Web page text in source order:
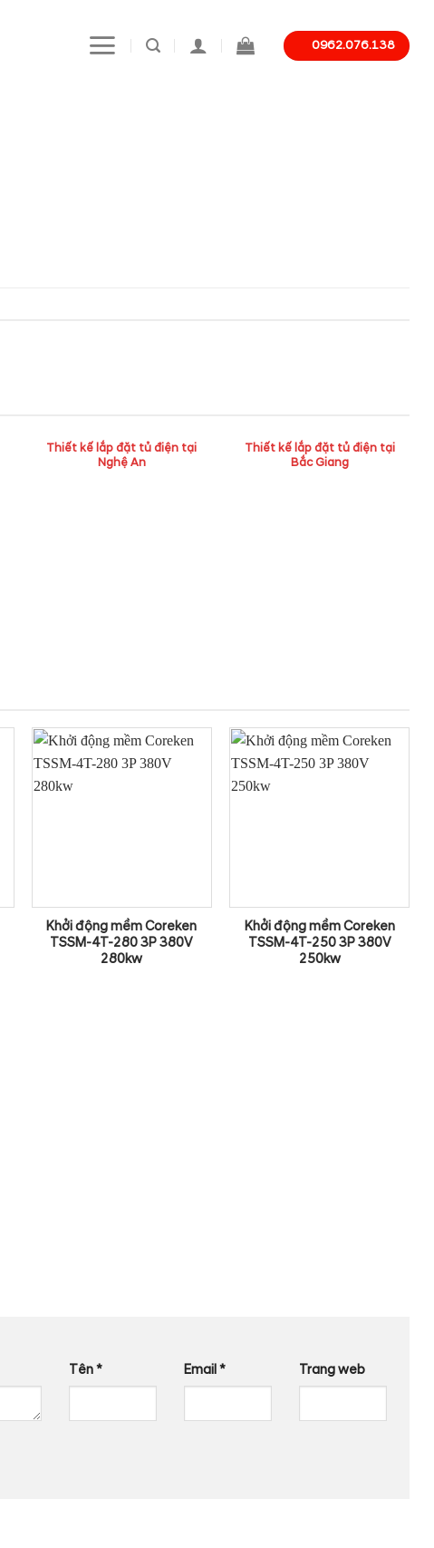
0962.076.138
Thiết kế lắp đặt tủ điện tại
Nghệ An
Thiết kế lắp đặt tủ điện tại
Bắc Giang
Khởi động mềm Coreken
TSSM-4T-280 3P 380V
280kw
Khởi động mềm Coreken
TSSM-4T-250 3P 380V
250kw
Tên* Email * Trang web